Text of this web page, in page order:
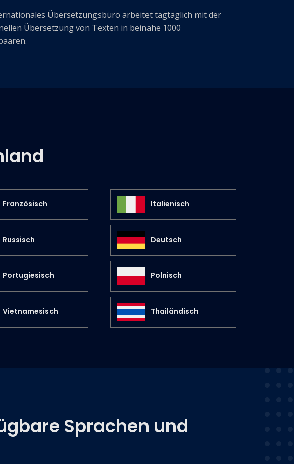
Übersetzungsbüro arbeitet tagtäglich mit der
Übersetzung von Texten in beinahe 1000
Französisch
Russisch
Portugiesisch
Vietnamesisch
Italienisch
Deutsch
Polnisch
Thailändisch
Sprachen und